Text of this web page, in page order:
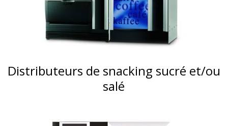
Distributeurs de snacking sucré et/ou
salé